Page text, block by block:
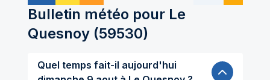
Bulletin météo pour Le
Quesnoy(59530)
Quel temps fait-il aujourd'hui